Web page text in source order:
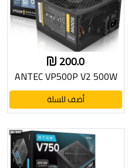
200.0
ANTEC VP500P V2 500W
أضف للسلة